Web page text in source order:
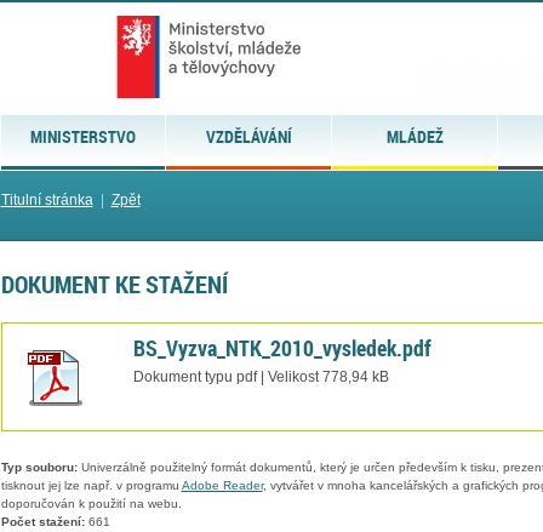
MINISTERSTVO VZDĚLÁVÁNÍ MLÁDEŽ
Titulní stránka| Zpět
DOKUMENT KE STAŽENÍ
BS_Vyzva_NTK_2010_vysledek.pdf
Dokument typu pdf | Velikost 778,94 kB
Typ souboru:Univerzálně použitelný formát dokumentů, který je určen především k tisku,
tisknout jej lze např. v programu Adobe Reader, vytvářet v mnoha kancelářských a grafických
doporučován k použití na webu.
Počet stažení:661